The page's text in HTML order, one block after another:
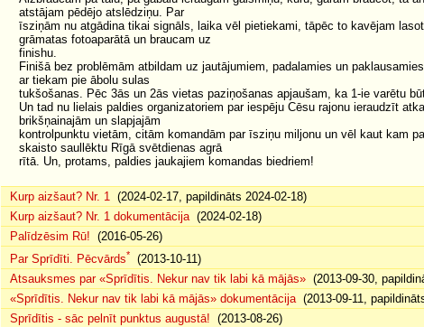
atstājam pēdējo atslēdziņu. Par
īsziņām nu atgādina tikai signāls, laika vēl pietiekami, tāpēc to kavējam
grāmatas fotoaparātā un braucam uz
finishu.
Finišā bez problēmām atbildam uz jautājumiem, padalamies un
ar tiekam pie ābolu sulas
tukšošanas. Pēc 3ās un 2ās vietas paziņošanas apjaušam, ka 1-ie varētu
Un tad nu lielais paldies organizatoriem par iespēju Cēsu rajonu ieraudzīt
brikšņainajām un slapjajām
kontrolpunktu vietām, citām komandām par īsziņu miljonu un vēl kaut kam
skaisto saullēktu Rīgā svētdienas agrā
rītā. Un, protams, paldies jaukajiem komandas biedriem!
Kurp aizšaut? Nr. 1 (2024-02-17, papildināts 2024-02-18)
Kurp aizšaut? Nr. 1 dokumentācija(2024-02-18)
Palīdzēsim Rū! (2016-05-26)
Par Sprīdīti. Pēcvārds*
(2013-10-11)
Atsauksmes par «Sprīdītis. Nekur nav tik labi kā mājās» (2013-09-30,
«Sprīdītis. Nekur nav tik labi kā mājās» dokumentācija(2013-09-11,
Sprīdītis - sāc pelnīt punktus augustā! (2013-08-26)